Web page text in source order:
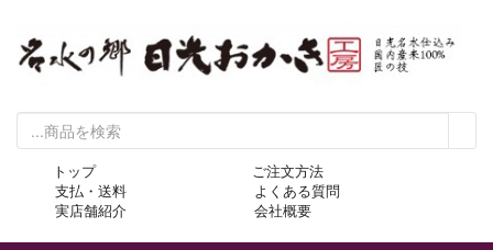
トップ
ご注文方法
支払・送料
よくある質問
実店舗紹介
会社概要